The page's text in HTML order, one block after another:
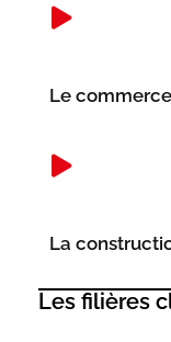
Le commerce
La
Les filières